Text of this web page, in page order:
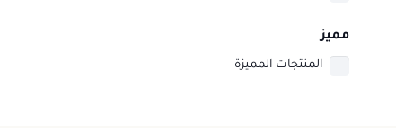
مميز
المنتجات المميزة